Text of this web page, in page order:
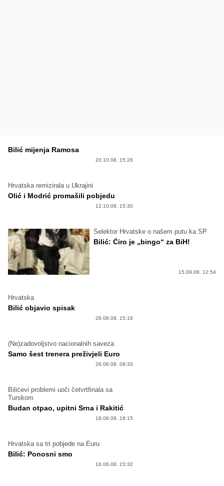
Bilić mijenja Ramosa
20.10.08. 15:26
Hrvatska remizirala u Ukrajini
Olić i Modrić promašili pobjedu
12.10.08. 15:30
Selektor Hrvatske o našem putu ka SP
Bilić: Ćiro je „bingo“ za BiH!
15.09.08. 12:54
Hrvatska
Bilić objavio spisak
28.08.08. 15:16
(Ne)zadovoljstvo nacionalnih saveza
Samo šest trenera preživjeli Euro
26.06.08. 08:33
Bilićevi problemi uoči četvrtfinala sa
Turskom
Budan otpao, upitni Srna i Rakitić
18.06.08. 18:15
Hrvatska sa tri pobjede na Euru
Bilić: Ponosni smo
16.06.08. 23:32